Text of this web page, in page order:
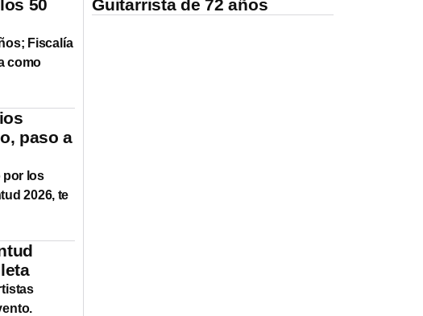
50
Fiscalía
como
paso a
por los
2026, te
Guitarrista de 72 años